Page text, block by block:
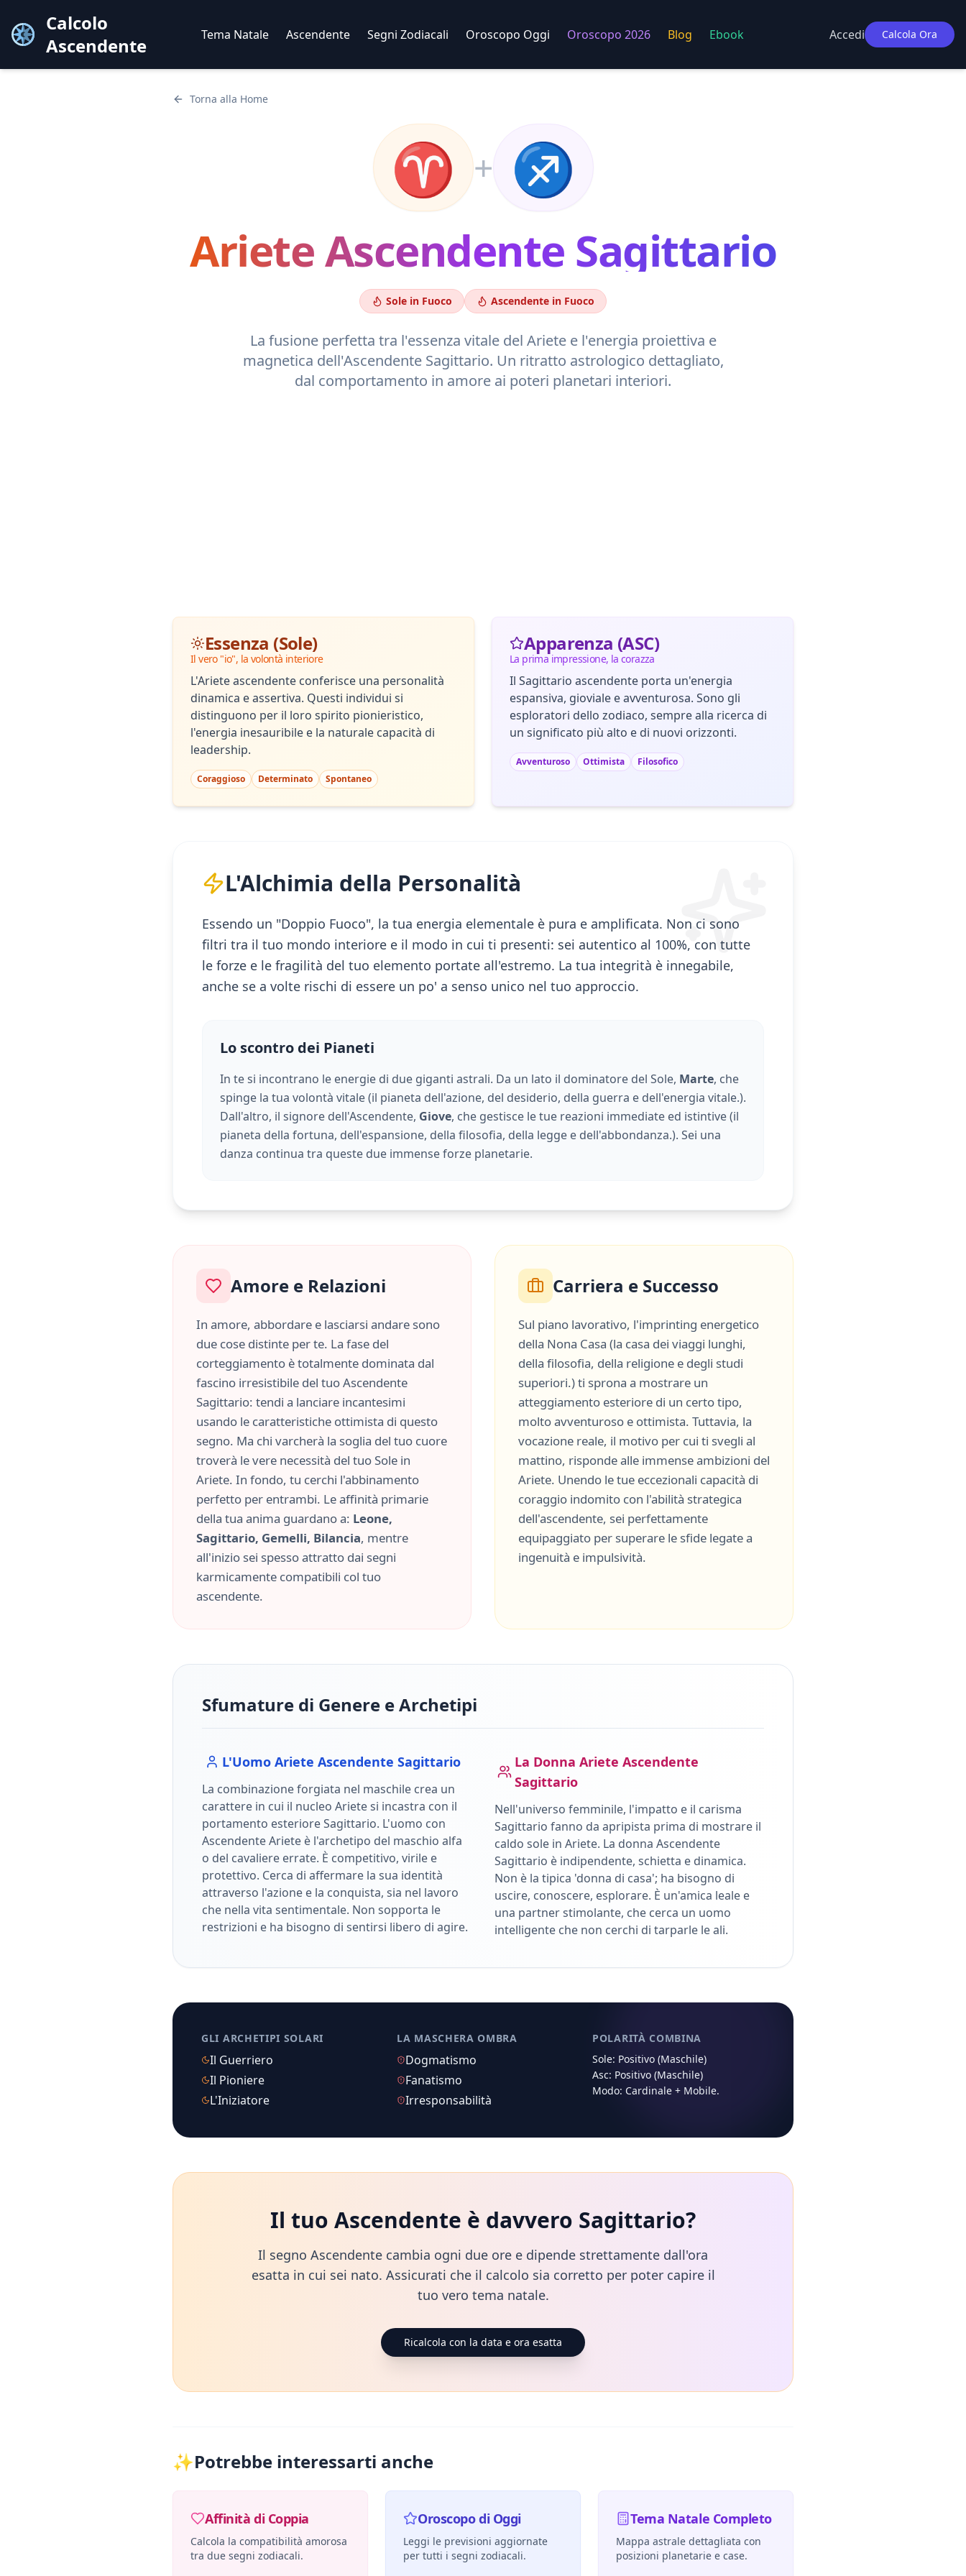
Calcolo
Ascendente
Tema Natale Ascendente Segni Zodiacali Oroscopo Oggi Oroscopo 2026 Blog Ebook Accedi Calcola Ora
Torna alla Home
♈ + ♐
ArieteAscendente Sagittario
Sole in Fuoco Ascendente in Fuoco
La fusione perfetta tra l'essenza vitale del Arietee l'energia proiettiva e
magnetica dell'Ascendente Sagittario. Un ritratto astrologico dettagliato,
dal comportamento in amore ai poteri planetari interiori.
Essenza (Sole)
Il vero "io", la volontà interiore
L'Ariete ascendente conferisce una personalità
dinamica e assertiva. Questi individui si
distinguono per il loro spirito pionieristico,
l'energia inesauribile e la naturale capacità di
leadership.
Coraggioso Determinato Spontaneo
Apparenza (ASC)
La prima impressione, la corazza
Il Sagittario ascendente porta un'energia
espansiva, gioviale e avventurosa. Sono gli
esploratori dello zodiaco, sempre alla ricerca di
un significato più alto e di nuovi orizzonti.
Avventuroso Ottimista Filosofico
L'Alchimia della Personalità
Essendo un "Doppio Fuoco", la tua energia elementale è pura e amplificata. Non ci sono
filtri tra il tuo mondo interiore e il modo in cui ti presenti: sei autentico al 100%, con tutte
le forze e le fragilità del tuo elemento portate all'estremo. La tua integrità è innegabile,
anche se a volte rischi di essere un po' a senso unico nel tuo approccio.
Lo scontro dei Pianeti
In te si incontrano le energie di due giganti astrali. Da un lato il dominatore del Sole, Marte, che
spinge la tua volontà vitale (il pianeta dell'azione, del desiderio, della guerra e dell'energia vitale.).
Dall'altro, il signore dell'Ascendente, Giove, che gestisce le tue reazioni immediate ed istintive (il
pianeta della fortuna, dell'espansione, della filosofia, della legge e dell'abbondanza.). Sei una
danza continua tra queste due immense forze planetarie.
Amore e Relazioni
In amore, abbordare e lasciarsi andare sono
due cose distinte per te. La fase del
corteggiamento è totalmente dominata dal
fascino irresistibile del tuo Ascendente
Sagittario: tendi a lanciare incantesimi
usando le caratteristiche ottimista di questo
segno. Ma chi varcherà la soglia del tuo cuore
troverà le vere necessità del tuo Sole in
Ariete. In fondo, tu cerchi l'abbinamento
perfetto per entrambi. Le affinità primarie
della tua anima guardano a: Leone,
Sagittario, Gemelli, Bilancia, mentre
all'inizio sei spesso attratto dai segni
karmicamente compatibili col tuo
ascendente.
Carriera e Successo
Sul piano lavorativo, l'imprinting energetico
della Nona Casa (la casa dei viaggi lunghi,
della filosofia, della religione e degli studi
superiori.) ti sprona a mostrare un
atteggiamento esteriore di un certo tipo,
moltoavventuroso e ottimista. Tuttavia, la
vocazione reale, il motivo per cui ti svegli al
mattino, risponde alle immense ambizioni del
Ariete. Unendo le tue eccezionali capacità di
coraggio indomito con l'abilità strategica
dell'ascendente, sei perfettamente
equipaggiato per superare le sfide legate a
ingenuità e impulsività.
Sfumature di Genere e Archetipi
L'Uomo Ariete Ascendente Sagittario
La combinazione forgiata nel maschile crea un
carattere in cui il nucleo Arietesi incastra con il
portamento esterioreSagittario. L'uomo con
Ascendente Ariete è l'archetipo del maschio alfa
o del cavaliere errate. È competitivo, virile e
protettivo. Cerca di affermare la sua identità
attraverso l'azione e la conquista, sia nel lavoro
che nella vita sentimentale. Non sopporta le
restrizioni e ha bisogno di sentirsi libero di agire.
La Donna Ariete Ascendente
Sagittario
Nell'universo femminile, l'impatto e il carisma
Sagittario fanno da apripista prima di mostrare il
caldo sole in Ariete. La donna Ascendente
Sagittario è indipendente, schietta e dinamica.
Non è la tipica 'donna di casa'; ha bisogno di
uscire, conoscere, esplorare. È un'amica leale e
una partner stimolante, che cerca un uomo
intelligente che non cerchi di tarparle le ali.
GLI ARCHETIPI SOLARI
Il Guerriero
Il Pioniere
L'Iniziatore
LA MASCHERA OMBRA
Dogmatismo
Fanatismo
Irresponsabilità
POLARITÀ COMBINA
Sole: Positivo (Maschile)
Asc: Positivo (Maschile)
Modo: Cardinale + Mobile.
Il tuo Ascendente è davvero Sagittario?
Il segno Ascendente cambia ogni due ore e dipende strettamente dall'ora
esatta in cui sei nato. Assicurati che il calcolo sia corretto per poter capire il
tuo vero tema natale.
Ricalcola con la data e ora esatta
✨Potrebbe interessarti anche
Affinità di Coppia
Calcola la compatibilità amorosa
tra due segni zodiacali.
Oroscopo di Oggi
Leggi le previsioni aggiornate
per tutti i segni zodiacali.
Tema Natale Completo
Mappa astrale dettagliata con
posizioni planetarie e case.